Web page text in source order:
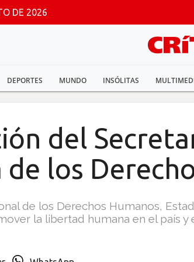
DE 2026
DEPORTES MUNDO INSÓLITAS
del
de los
de los Derechos Humanos,
la libertad humana en el país y